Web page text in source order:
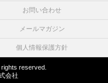
お問い合わせ
メールマガジン
個人情報保護方針
reserved.
会社